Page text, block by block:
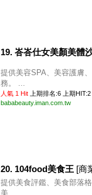
19. 峇峇仕女美顏美體
提供美容SPA、美容護膚
務。 ...
人氣 1 Hit 上期排名:6 上期HIT:2
bababeauty.iman.com.tw
20. 104food美食王 [商
提供美食評鑑、美食部落
美 ...